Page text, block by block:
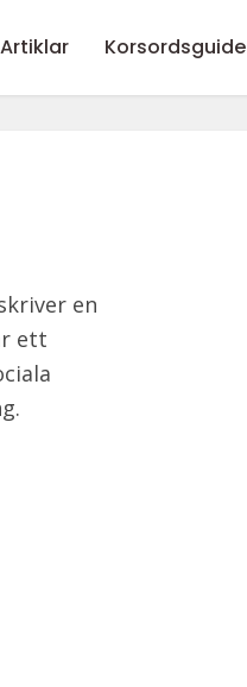
Artiklar Korsordsguide
en
ett